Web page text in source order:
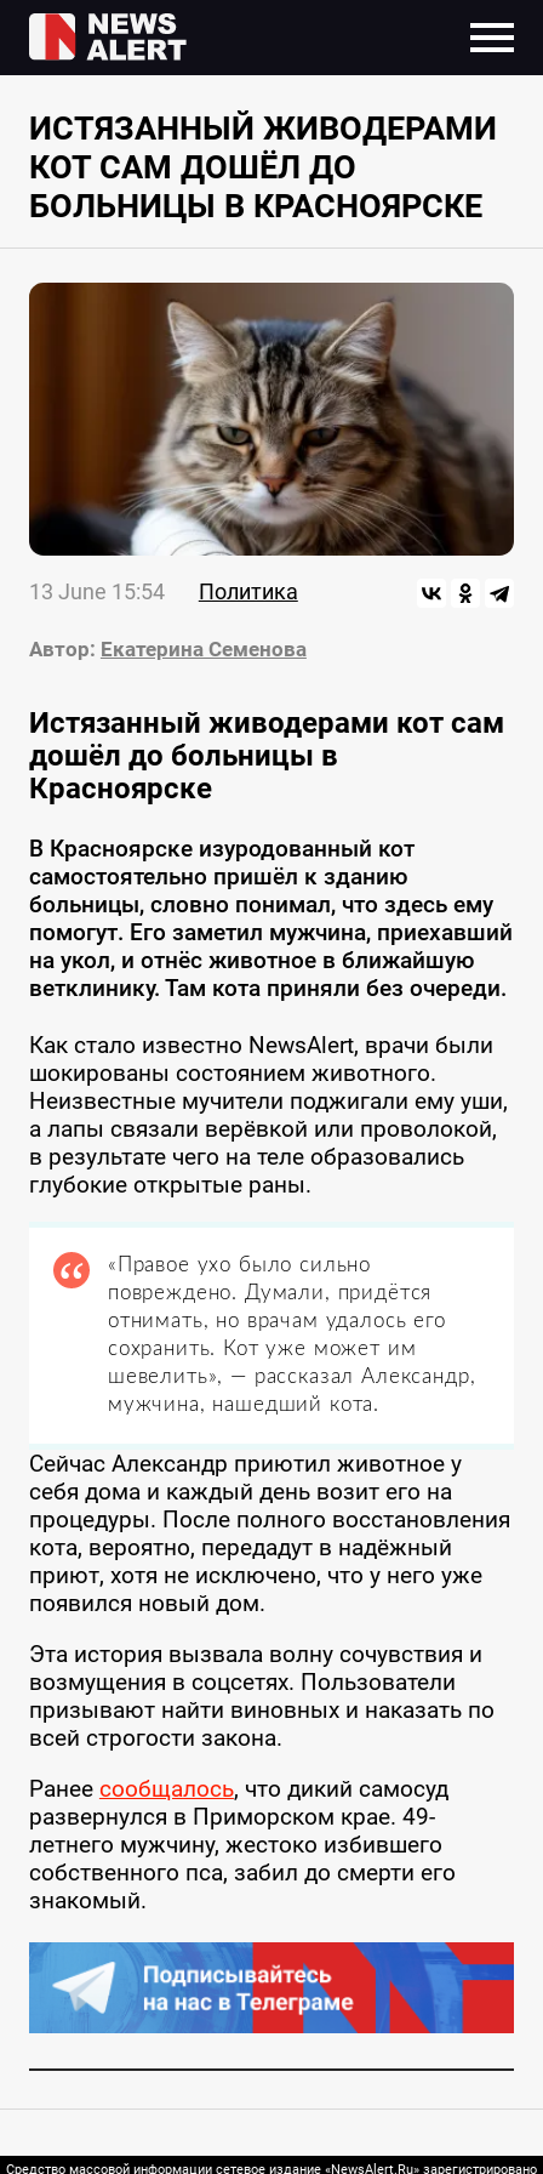
ИСТЯЗАННЫЙ ЖИВОДЕРАМИ
КОТ САМ ДОШЁЛ ДО
БОЛЬНИЦЫ В КРАСНОЯРСКЕ
13 June 15:54 Политика
Автор: Екатерина Семенова
Истязанный живодерами кот сам
дошёл до больницы в
Красноярске
В Красноярске изуродованный кот
самостоятельно пришёл к зданию
больницы, словно понимал, что здесь ему
помогут. Его заметил мужчина, приехавший
на укол, и отнёс животное в ближайшую
ветклинику. Там кота приняли без очереди.
Как стало известно NewsAlert, врачи были
шокированы состоянием животного.
Неизвестные мучители поджигали ему уши,
а лапы связали верёвкой или проволокой,
в результате чего на теле образовались
глубокие открытые раны.
«Правое ухо было сильно
повреждено. Думали, придётся
отнимать, но врачам удалось его
сохранить. Кот уже может им
шевелить», — рассказал Александр,
мужчина, нашедший кота.
Сейчас Александр приютил животное у
себя дома и каждый день возит его на
процедуры. После полного восстановления
кота, вероятно, передадут в надёжный
приют, хотя не исключено, что у него уже
появился новый дом.
Эта история вызвала волну сочувствия и
возмущения в соцсетях. Пользователи
призывают найти виновных и наказать по
всей строгости закона.
Ранее сообщалось, что дикий самосуд
развернулся в Приморском крае. 49-
летнего мужчину, жестоко избившего
собственного пса, забил до смерти его
знакомый.
Средство массовой информации сетевое издание «NewsAlert.Ru» зарегистрировано